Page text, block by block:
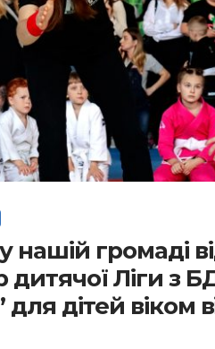
нашій громаді
дитячої Ліги з
для дітей віком